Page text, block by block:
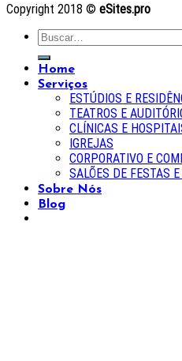
Copyright 2018 © eSites.pro
Home
Serviços
ESTÚDIOS E
TEATROS E
CLÍNICAS E
IGREJAS
CORPORATIVO E
SALÕES DE FESTAS
Sobre Nós
Blog